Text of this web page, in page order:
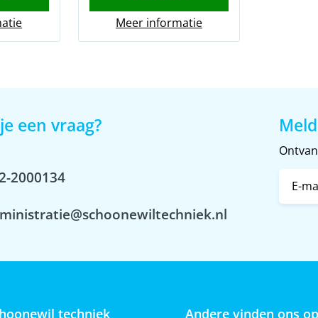
€3.725,00. €3.460,00.
Meer informatie
een vraag?
2000134
techniek Andere vinden ons op